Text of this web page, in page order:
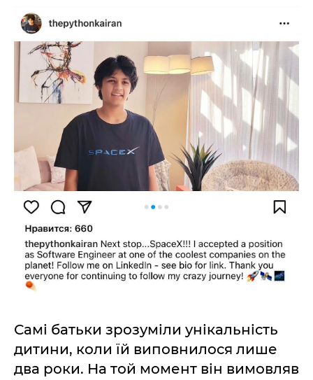
Самі батьки зрозуміли унікальність
дитини, коли їй виповнилося лише
два роки. На той момент він вимовляв